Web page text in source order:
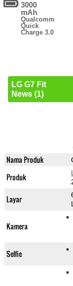
3000
mAh
Qualcomm
Quick
Charge 3.0
LG G7 Fit
News (1)
Nama Produk
Produk
Layar
Kamera
Selfie